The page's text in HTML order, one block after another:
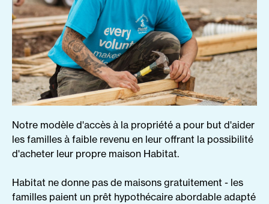
Notre modèle d'accès à la propriété a pour but d'aider
les familles à faible revenu en leur offrant la possibilité
d'acheter leur propre maison Habitat.
Habitat ne donne pas de maisons gratuitement - les
familles paient un prêt hypothécaire abordable adapté